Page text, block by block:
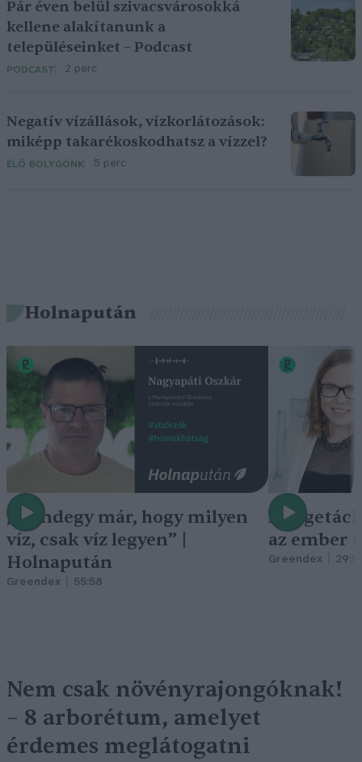
Pár éven belül szivacsvárosokká
kellene alakítanunk a
településeinket – Podcast
PODCAST 2 perc
Negatív vízállások, vízkorlátozások:
miképp takarékoskodhatsz a vízzel?
ÉLŐ BOLYGÓNK 5 perc
Holnapután
„Mindegy már, hogy milyen
víz, csak víz legyen” |
Holnapután
Greendex 55:58
A
az ember
Greendex
Nem csak növényrajongóknak!
– 8 arborétum, amelyet
érdemes meglátogatni